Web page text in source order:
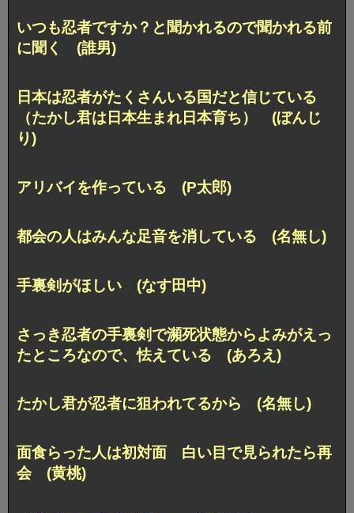
いつも忍者ですか？と聞かれるので聞かれる前
に聞く (誰男)
日本は忍者がたくさんいる国だと信じている
（たかし君は日本生まれ日本育ち） (ぼんじ
り)
アリバイを作っている (P太郎)
都会の人はみんな足音を消している (名無し)
手裏剣がほしい (なす田中)
さっき忍者の手裏剣で瀕死状態からよみがえっ
たところなので、怯えている (あろえ)
たかし君が忍者に狙われてるから (名無し)
面食らった人は初対面 白い目で見られたら再
会 (黄桃)